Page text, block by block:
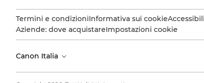
Termini e condizioniInformativa sui cookie
Aziende: dove acquistareImpostazioni cookie
Canon Italia